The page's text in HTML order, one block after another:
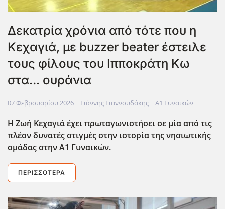
Δεκατρία χρόνια από τότε που η
Κεχαγιά, με buzzer beater έστειλε
τους φίλους του Ιπποκράτη Κω
στα... ουράνια
07 Φεβρουαρίου 2026 | Γιάννης Γιαννουδάκης | Α1 Γυναικών
Η Ζωή Κεχαγιά έχει πρωταγωνιστήσει σε μία από τις
πλέον δυνατές στιγμές στην ιστορία της νησιωτικής
ομάδας στην Α1 Γυναικών.
ΠΕΡΙΣΣΌΤΕΡΑ